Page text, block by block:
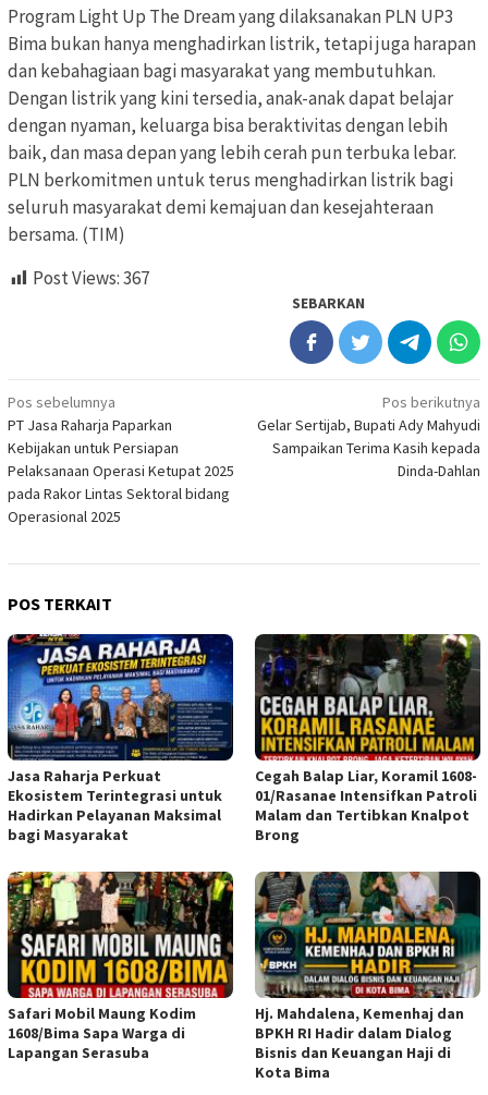
Program Light Up The Dream yang dilaksanakan PLN UP3
Bima bukan hanya menghadirkan listrik, tetapi juga harapan
dan kebahagiaan bagi masyarakat yang membutuhkan.
Dengan listrik yang kini tersedia, anak-anak dapat belajar
dengan nyaman, keluarga bisa beraktivitas dengan lebih
baik, dan masa depan yang lebih cerah pun terbuka lebar.
PLN berkomitmen untuk terus menghadirkan listrik bagi
seluruh masyarakat demi kemajuan dan kesejahteraan
bersama. (TIM)
Post Views:367
SEBARKAN
Navigasi
pos
Pos sebelumnya
PT Jasa Raharja Paparkan
Kebijakan untuk Persiapan
Pelaksanaan Operasi Ketupat 2025
pada Rakor Lintas Sektoral bidang
Operasional 2025
Pos berikutnya
Gelar Sertijab, Bupati Ady Mahyudi
Sampaikan Terima Kasih kepada
Dinda-Dahlan
POS TERKAIT
Jasa Raharja Perkuat
Ekosistem Terintegrasi untuk
Hadirkan Pelayanan Maksimal
bagi Masyarakat
Cegah Balap Liar, Koramil 1608-
01/Rasanae Intensifkan Patroli
Malam dan Tertibkan Knalpot
Brong
Safari Mobil Maung Kodim
1608/Bima Sapa Warga di
Lapangan Serasuba
Hj. Mahdalena, Kemenhaj dan
BPKH RI Hadir dalam Dialog
Bisnis dan Keuangan Haji di
Kota Bima